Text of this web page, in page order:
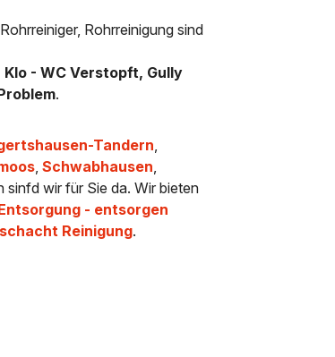
Rohrreinigung sind
- WC Verstopft, Gully
.
Tandern,
,Schwabhausen,
sinfd wir für Sie da. Wir bieten
- entsorgen
Reinigung.